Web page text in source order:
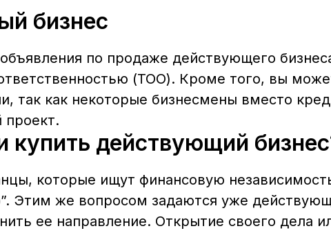
бизнес
по продаже действующего
(ТОО). Кроме того, вы
так как некоторые бизнесмены вместо
проект.
купить действующий
которые ищут финансовую
Этим же вопросом задаются уже
ее направление. Открытие своего дела